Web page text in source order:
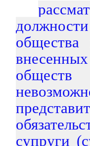
общества
супруги